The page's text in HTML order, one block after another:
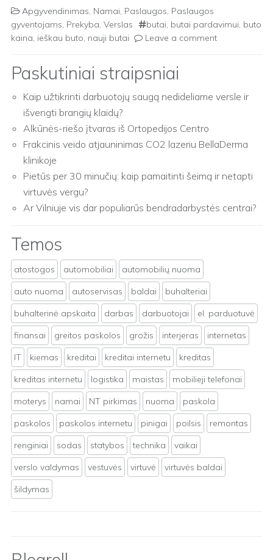
Apgyvendinimas, Namai, Paslaugos, Paslaugos
gyventojams, Prekyba, Verslas butai, butai pardavimui, buto
kaina, ieškau buto, nauji butai Leave a comment
Paskutiniai straipsniai
Kaip užtikrinti darbuotojų saugą nedideliame versle ir
išvengti brangių klaidų?
Alkūnės-riešo įtvaras iš Ortopedijos Centro
Frakcinis veido atjauninimas CO2 lazeriu BellaDerma
klinikoje
Pietūs per 30 minučių: kaip pamaitinti šeimą ir netapti
virtuvės vergu?
Ar Vilniuje vis dar populiarūs bendradarbystės centrai?
Temos
atostogos automobiliai
automobilių nuoma
auto nuoma
autoservisas baldai
buhalteriai
buhalterinė apskaita
darbas darbuotojai
el. parduotuvė
finansai
greitos paskolos grožis interjeras
internetas
IT
kiemas kreditai kreditai internetu
kreditas
kreditas internetu
logistika maistas
mobilieji telefonai
moterys
namai NT pirkimas nuoma
paskola
paskolos
paskolos internetu pinigai poilsis
remontas
renginiai
sodas statybos technika
vaikai
verslo valdymas
vestuvės virtuvė
virtuvės baldai
šildymas